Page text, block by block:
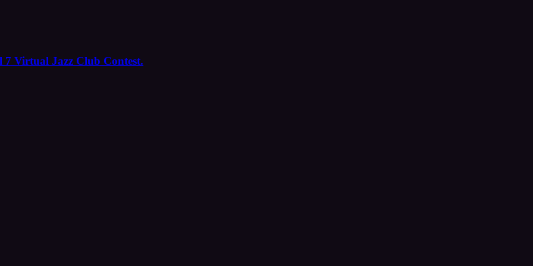
7 Virtual Jazz Club Contest.